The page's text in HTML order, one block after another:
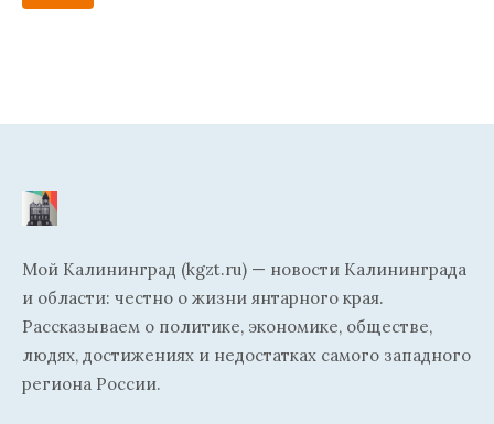
Мой Калининград (kgzt.ru) — новости Калининграда
и области: честно о жизни янтарного края.
Рассказываем о политике, экономике, обществе,
людях, достижениях и недостатках самого западного
региона России.